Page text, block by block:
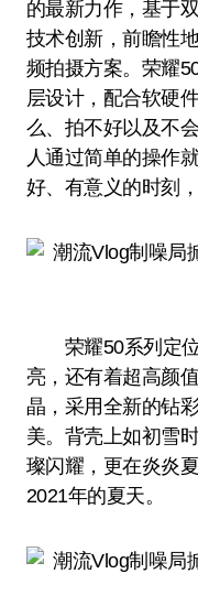
的最新力作，基于
技术创新，前瞻性
频拍摄方案。荣耀
层设计，配合软硬
么、拍不好以及不
人通过简单的操作
好、有意义的时刻
荣耀50系列定位
亮，还有着超高颜
晶，采用全新的钻
美。背壳上如初雪
璨闪耀，更在炎炎
2021年的夏天。